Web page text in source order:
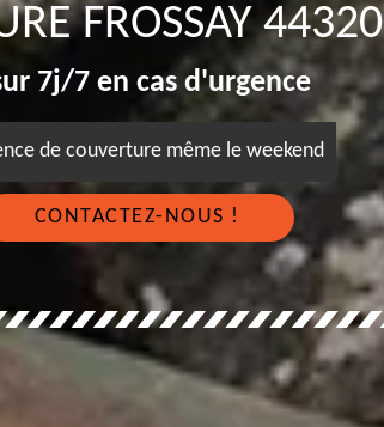
FROSSAY 44320
7j/7 en cas d'urgence
de couverture même le weekend
CONTACTEZ-NOUS !